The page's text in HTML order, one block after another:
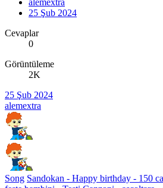
alemextra
25 Şub 2024
Cevaplar
0
Görüntüleme
2K
25 Şub 2024
alemextra
Song Sandokan - Happy birthday - 150